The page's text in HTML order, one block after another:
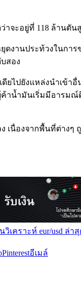
าจะอยู่ที่ 118 ล้านตั
ยุดงานประท้วงในก
สอง
ยไปยังแหล่งนำเข้
ค้าน้ำมันเริ่มมีอาร
เนื่องจากพื้นที่ต่า
วิเคราะห์ eur/usd ล่า
Pinterestอีเมล์